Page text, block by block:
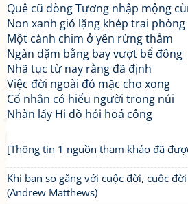
Quê cũ dòng Tương nhập mộng
Non xanh gió lặng khép trai phòng
Một cành chim ở yên rừng thẳm
Ngàn dặm bằng bay vượt bể đông
Nhã tục từ nay rằng đã định
Việc đời ngoài đó mặc cho xong
Cố nhân có hiểu người trong núi
Nhàn lấy Hi đồ hỏi hoá công
[Thông tin 1 nguồn tham khảo đã
Khi bạn so găng với cuộc đời, cuộc
(Andrew Matthews)